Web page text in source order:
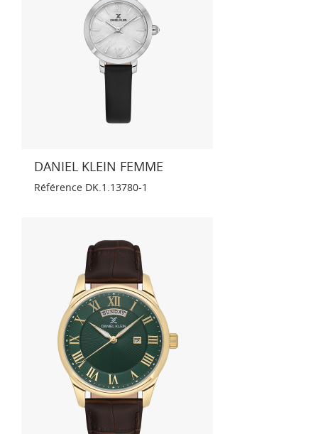
DANIEL KLEIN FEMME
Référence DK.1.13780-1